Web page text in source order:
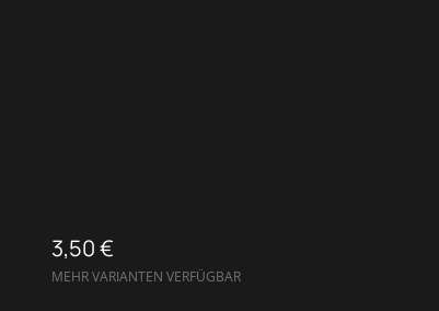
3,50 €
MEHR VARIANTEN VERFÜGBAR